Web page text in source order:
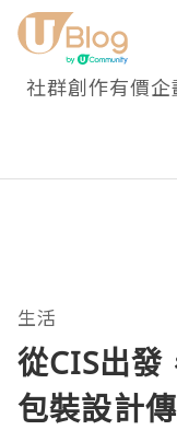
社群創作有價企
生活
從CIS出發
包裝設計